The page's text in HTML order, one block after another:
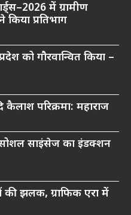
में ग्रामीण
किया प्रतिभाग
को गौरवान्वित किया –
कैलाश परिक्रमा: महाराज
सोशल साइंसेज का इंडक्शन
की झलक, ग्राफिक एरा में